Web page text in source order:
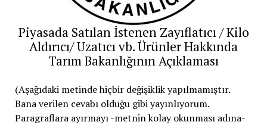
Piyasada Satılan İstenen Zayıflatıcı / Kilo
Aldırıcı/ Uzatıcı vb. Ürünler Hakkında
Tarım Bakanlığının Açıklaması
(Aşağıdaki metinde hiçbir değişiklik yapılmamıştır.
Bana verilen cevabı olduğu gibi yayınlıyorum.
Paragraflara ayırmayı -metnin kolay okunması adına-